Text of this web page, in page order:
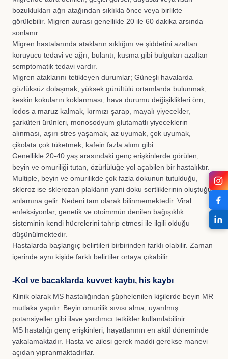
bozuklukları ağrı atağından sıklıkla önce veya birlikte
görülebilir. Migren aurası genellikle 20 ile 60 dakika arsında
sonlanır.
Migren hastalarında atakların sıklığını ve şiddetini azaltan
koruyucu tedavi ve ağrı, bulantı, kusma gibi bulguları azaltan
semptomatik tedavi vardır.
Migren ataklarını tetikleyen durumlar; Güneşli havalarda
gözlüksüz dolaşmak, yüksek gürültülü ortamlarda bulunmak,
keskin kokuların koklanması, hava durumu değişiklikleri örn;
lodos a maruz kalmak, kırmızı şarap, mayalı yiyecekler,
şarküteri ürünleri, monosodyum glutamatlı yiyeceklerin
alınması, aşırı stres yaşamak, az uyumak, çok uyumak,
çikolata çok tüketmek, kafein fazla alımı gibi.
Genellikle 20-40 yaş arasındaki genç erişkinlerde görülen,
beyin ve omuriliği tutan, özürlülüğe yol açabilen bir hastalıktır.
Multiple, beyin ve omurilikde çok fazla dokunun tutulduğu,
skleroz ise sklerozan plakların yani doku sertliklerinin oluştuğu
anlamına gelir. Nedeni tam olarak bilinmemektedir. Viral
enfeksiyonlar, genetik ve otoimmün denilen bağışıklık
sisteminin kendi hücrelerini tahrip etmesi ile ilgili olduğu
düşünülmektedir.
Hastalarda başlangıç belirtileri birbirinden farklı olabilir. Zaman
içerinde aynı kişide farklı belirtiler ortaya çıkabilir.
-Kol ve bacaklarda kuvvet kaybı, his kaybı
Klinik olarak MS hastalığından şüphelenilen kişilerde beyin MR
mutlaka yapılır. Beyin omurilik sıvısı alma, uyarılmış
potansiyeller gibi ilave yardımcı tetkikler kullanılabilinir.
MS hastalığı genç erişkinleri, hayatlarının en aktif döneminde
yakalamaktadır. Hasta ve ailesi gerek maddi gerekse manevi
açıdan yıpranmaktadırlar.